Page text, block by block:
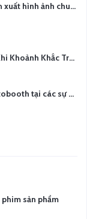
YCN MEDIA – Đối tác sản xuất hình ảnh chuyên nghiệp cho doanh nghiệp tại Hà Nội
Year End Party 2025 – Khi Khoảnh Khắc Trở Thành Dấu Ấn | Gói Ưu Đãi Tháng 12 Từ YCN Media
Xu hướng chụp ảnh photobooth tại các sự kiện hiện nay
sản phẩm